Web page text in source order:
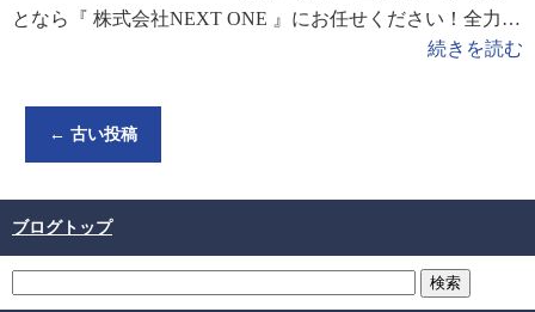
となら『 株式会社NEXT ONE 』にお任せください！全力で
お客様のお困りごと解決をサポートいたします！続きを読む
← 古い投稿
ブログトップ